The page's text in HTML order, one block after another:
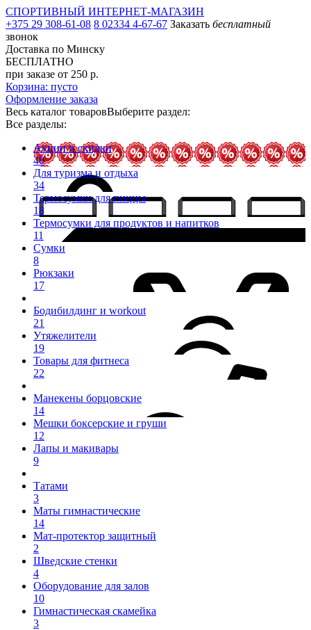
СПОРТИВНЫЙ ИНТЕРНЕТ-МАГАЗИН
+375 29 308-61-08 8 02334 4-67-67 Заказать бесплатный
звонок
Доставка по Минску
БЕСПЛАТНО
при заказе от 250 р.
Корзина: пусто
Оформление заказа
Весь каталог товаровВыберите раздел:
Все разделы:
Акции и скидки
40
Для туризма и отдыха
34
Термосумки для пиццы
18
Термосумки для продуктов и напитков
11
Сумки
8
Рюкзаки
17
Бодибилдинг и workout
21
Утяжелители
19
Товары для фитнеса
22
Манекены борцовские
14
Мешки боксерские и груши
12
Лапы и макивары
9
Татами
3
Маты гимнастические
14
Мат-протектор защитный
2
Шведские стенки
4
Оборудование для залов
10
Гимнастическая скамейка
3